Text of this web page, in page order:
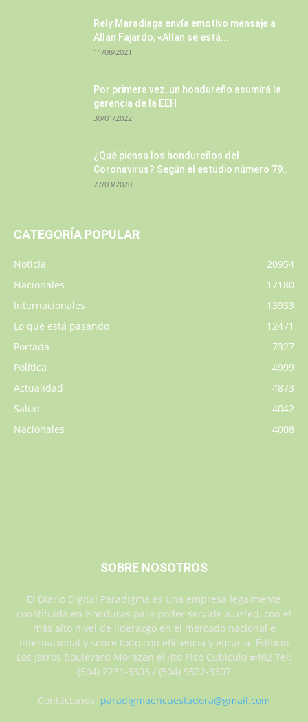
Rely Maradiaga envía emotivo mensaje a
Allan Fajardo, «Allan se está...
11/08/2021
Por primera vez, un hondureño asumirá la
gerencia de la EEH
30/01/2022
¿Qué piensa los hondureños del
Coronavirus? Según el estudio número 79...
27/03/2020
CATEGORÍA POPULAR
Noticia
20954
Nacionales
17180
Internacionales
13933
Lo que está pasando
12471
Portada
7327
Política
4999
Actualidad
4873
Salud
4042
Nacionales
4008
SOBRE NOSOTROS
El Diario Digital Paradigma es una empresa legalmente
constituida en Honduras para poder servirle a usted, con el
más alto nivel de liderazgo en el mercado nacional e
internacional y sobre todo con eficiencia y eficacia. Edificio
Los Jarros Boulevard Morazan el 4to Piso Cubiculo #402 Tel:
(504) 2231-3303 / (504) 9522-3307
Contáctanos: paradigmaencuestadora@gmail.com